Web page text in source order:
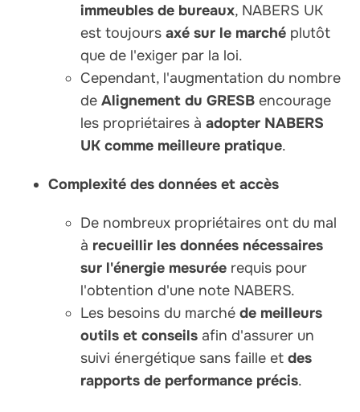
immeubles de bureaux, NABERS UK
est toujours axé sur le marché plutôt
que de l'exiger par la loi.
Cependant, l'augmentation du nombre
de Alignement du GRESB encourage
les propriétaires à adopter NABERS
UK comme meilleure pratique.
Complexité des données et accès
De nombreux propriétaires ont du mal
à recueillir les données nécessaires
sur l'énergie mesurée requis pour
l'obtention d'une note NABERS.
Les besoins du marché de meilleurs
outils et conseils afin d'assurer un
suivi énergétique sans faille et des
rapports de performance précis.